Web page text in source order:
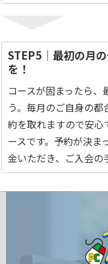
STEP5｜最初の月
を！
コースが固まったら
う。毎月のご自身の
約を取れますので安
ースです。予約が決ま
金いただき、ご入会の